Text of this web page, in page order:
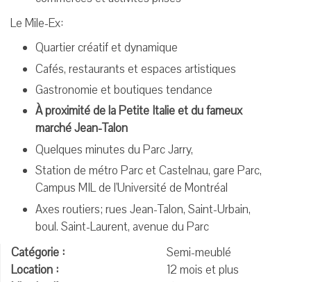
Le Mile-Ex:
Quartier créatif et dynamique
Cafés, restaurants et espaces artistiques
Gastronomie et boutiques tendance
À proximité de la Petite Italie et du fameux
marché Jean-Talon
Quelques minutes du Parc Jarry,
Station de métro Parc et Castelnau, gare Parc,
Campus MIL de l'Université de Montréal
Axes routiers; rues Jean-Talon, Saint-Urbain,
boul. Saint-Laurent, avenue du Parc
Catégorie :
Semi-meublé
Location :
12 mois et plus